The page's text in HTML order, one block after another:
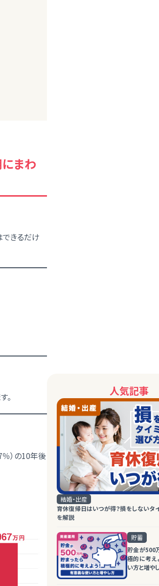
まわ
できるだけ
。
）の10年後
人気記事
結婚・出産
育休復帰日はいつが得？損をしないタ
を解説
貯蓄
貯金が500
極的に考え
い方と増や